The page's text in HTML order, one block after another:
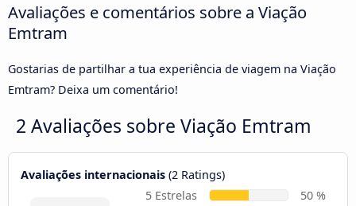
Avaliações e comentários sobre a Viação
Emtram
Gostarias de partilhar a tua experiência de viagem na Viação
Emtram? Deixa um comentário!
2 Avaliações sobre Viação Emtram
Avaliações internacionais (2 Ratings)
5 Estrelas
50 %